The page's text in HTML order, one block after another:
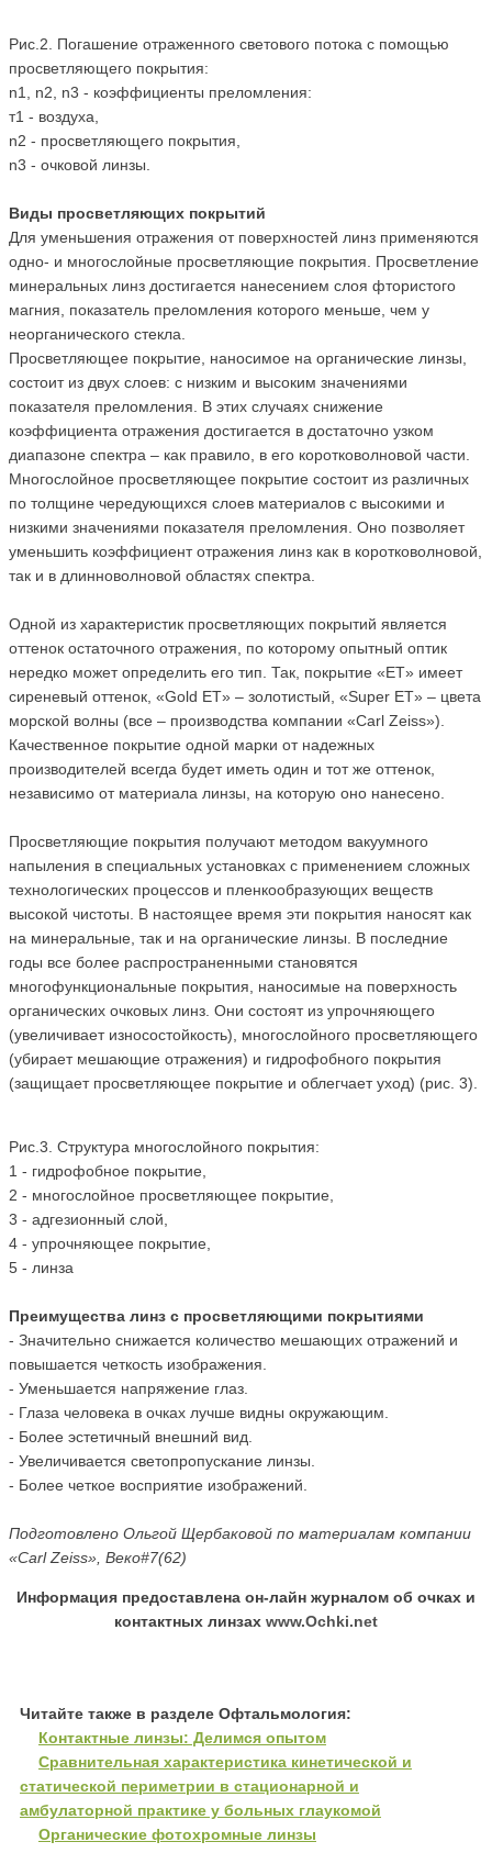
Рис.2. Погашение отраженного светового потока с помощью
просветляющего покрытия:
n1, n2, n3 - коэффициенты преломления:
т1 - воздуха,
n2 - просветляющего покрытия,
n3 - очковой линзы.
Виды просветляющих покрытий
Для уменьшения отражения от поверхностей линз применяются
одно- и многослойные просветляющие покрытия. Просветление
минеральных линз достигается нанесением слоя фтористого
магния, показатель преломления которого меньше, чем у
неорганического стекла.
Просветляющее покрытие, наносимое на органические линзы,
состоит из двух слоев: с низким и высоким значениями
показателя преломления. В этих случаях снижение
коэффициента отражения достигается в достаточно узком
диапазоне спектра – как правило, в его коротковолновой части.
Многослойное просветляющее покрытие состоит из различных
по толщине чередующихся слоев материалов с высокими и
низкими значениями показателя преломления. Оно позволяет
уменьшить коэффициент отражения линз как в коротковолновой,
так и в длинноволновой областях спектра.
Одной из характеристик просветляющих покрытий является
оттенок остаточного отражения, по которому опытный оптик
нередко может определить его тип. Так, покрытие «ET» имеет
сиреневый оттенок, «Gold ET» – золотистый, «Super ET» – цвета
морской волны (все – производства компании «Carl Zeiss»).
Качественное покрытие одной марки от надежных
производителей всегда будет иметь один и тот же оттенок,
независимо от материала линзы, на которую оно нанесено.
Просветляющие покрытия получают методом вакуумного
напыления в специальных установках с применением сложных
технологических процессов и пленкообразующих веществ
высокой чистоты. В настоящее время эти покрытия наносят как
на минеральные, так и на органические линзы. В последние
годы все более распространенными становятся
многофункциональные покрытия, наносимые на поверхность
органических очковых линз. Они состоят из упрочняющего
(увеличивает износостойкость), многослойного просветляющего
(убирает мешающие отражения) и гидрофобного покрытия
(защищает просветляющее покрытие и облегчает уход) (рис. 3).
Рис.3. Структура многослойного покрытия:
1 - гидрофобное покрытие,
2 - многослойное просветляющее покрытие,
3 - адгезионный слой,
4 - упрочняющее покрытие,
5 - линза
Преимущества линз с просветляющими покрытиями
- Значительно снижается количество мешающих отражений и
повышается четкость изображения.
- Уменьшается напряжение глаз.
- Глаза человека в очках лучше видны окружающим.
- Более эстетичный внешний вид.
- Увеличивается светопропускание линзы.
- Более четкое восприятие изображений.
Подготовлено Ольгой Щербаковой по материалам компании
«Carl Zeiss», Веко#7(62)
Информация предоставлена он-лайн журналом об очках и
контактных линзах www.Ochki.net
Читайте также в разделе Офтальмология:
Контактные линзы: Делимся опытом
Сравнительная характеристика кинетической и
статической периметрии в стационарной и
амбулаторной практике у больных глаукомой
Органические фотохромные линзы